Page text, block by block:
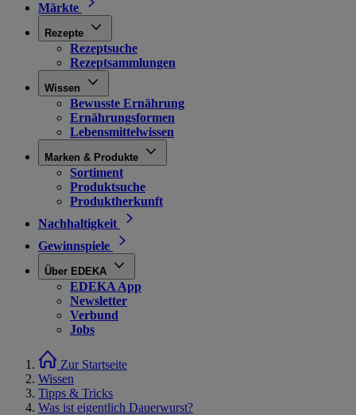
Märkte
Rezepte
Rezeptsuche
Rezeptsammlungen
Wissen
Bewusste Ernährung
Ernährungsformen
Lebensmittelwissen
Marken & Produkte
Sortiment
Produktsuche
Produktherkunft
Nachhaltigkeit
Gewinnspiele
Über EDEKA
EDEKA App
Newsletter
Verbund
Jobs
Zur Startseite
Wissen
Tipps & Tricks
Was ist eigentlich Dauerwurst?